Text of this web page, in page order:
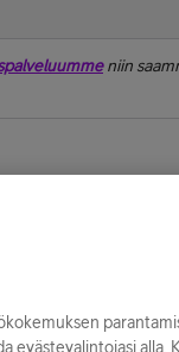
niin
evästevalintojasi alla.